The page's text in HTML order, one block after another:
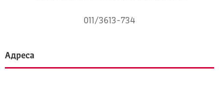
011/3613-734
Адреса